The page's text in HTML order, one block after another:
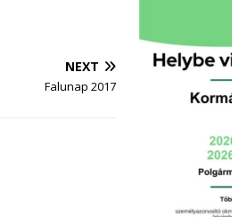
NEXT
Falunap 2017